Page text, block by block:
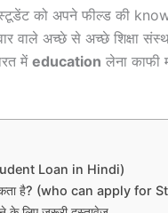
को अपने फील्ड की
वाले अच्छे से अच्छे शिक्षा
में education लेना काफी
Loan in Hindi)
है? (who can apply for